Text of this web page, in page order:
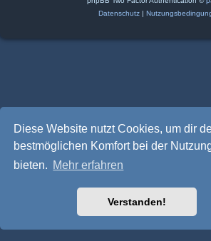
Diese Website nutzt Cookies, um dir
bestmöglichen Komfort bei der
bieten. Mehr erfahren
Verstanden!
Datenschutz|